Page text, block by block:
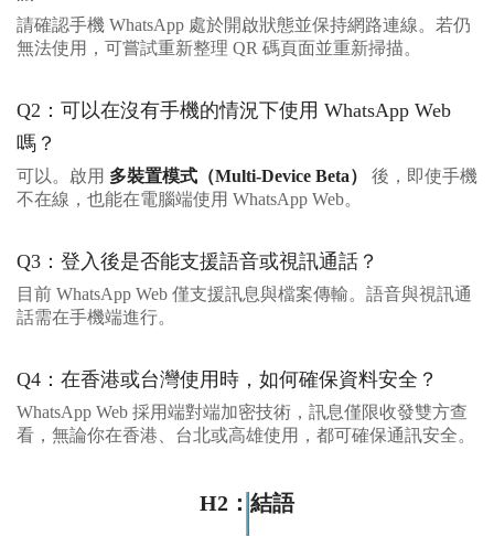
請確認手機 WhatsApp 處於開啟狀態並保持網路連線。若仍
無法使用，可嘗試重新整理 QR 碼頁面並重新掃描。
Q2：可以在沒有手機的情況下使用 WhatsApp Web
嗎？
可以。啟用 多裝置模式（Multi-Device Beta）
後，即使手機
不在線，也能在電腦端使用 WhatsApp Web。
Q3：登入後是否能支援語音或視訊通話？
目前 WhatsApp Web 僅支援訊息與檔案傳輸。語音與視訊通
話需在手機端進行。
Q4：在香港或台灣使用時，如何確保資料安全？
WhatsApp Web 採用端對端加密技術，訊息僅限收發雙方查
看，無論你在香港、台北或高雄使用，都可確保通訊安全。
H2：結語